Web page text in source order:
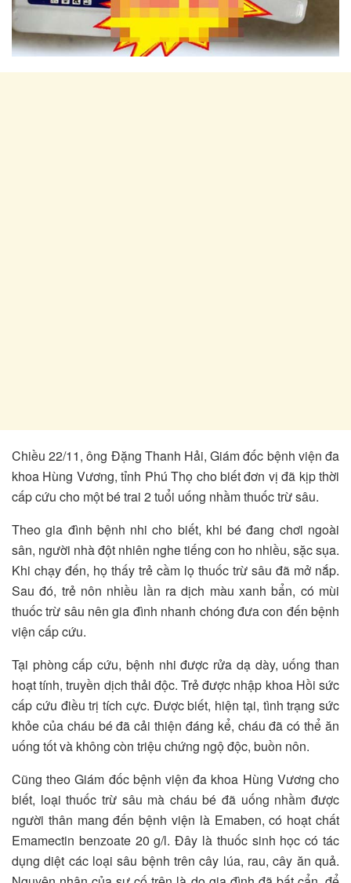
Chiều 22/11, ông Đặng Thanh Hải, Giám đốc bệnh viện đa
khoa Hùng Vương, tỉnh Phú Thọ cho biết đơn vị đã kịp thời
cấp cứu cho một bé trai 2 tuổi uống nhầm thuốc trừ sâu.
Theo gia đình bệnh nhi cho biết, khi bé đang chơi ngoài
sân, người nhà đột nhiên nghe tiếng con ho nhiều, sặc sụa.
Khi chạy đến, họ thấy trẻ cầm lọ thuốc trừ sâu đã mở nắp.
Sau đó, trẻ nôn nhiều lần ra dịch màu xanh bẩn, có mùi
thuốc trừ sâu nên gia đình nhanh chóng đưa con đến bệnh
viện cấp cứu.
Tại phòng cấp cứu, bệnh nhi được rửa dạ dày, uống than
hoạt tính, truyền dịch thải độc. Trẻ được nhập khoa Hồi sức
cấp cứu điều trị tích cực. Được biết, hiện tại, tình trạng sức
khỏe của cháu bé đã cải thiện đáng kể, cháu đã có thể ăn
uống tốt và không còn triệu chứng ngộ độc, buồn nôn.
Cũng theo Giám đốc bệnh viện đa khoa Hùng Vương cho
biết, loại thuốc trừ sâu mà cháu bé đã uống nhầm được
người thân mang đến bệnh viện là Emaben, có hoạt chất
Emamectin benzoate 20 g/l. Đây là thuốc sinh học có tác
dụng diệt các loại sâu bệnh trên cây lúa, rau, cây ăn quả.